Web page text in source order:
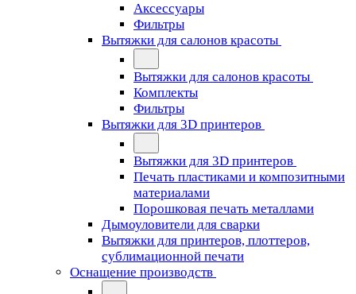
Аксессуары
Фильтры
Вытяжки для салонов красоты
Вытяжки для салонов красоты
Комплекты
Фильтры
Вытяжки для 3D принтеров
Вытяжки для 3D принтеров
Печать пластиками и композитными
материалами
Порошковая печать металлами
Дымоуловители для сварки
Вытяжки для принтеров, плоттеров,
сублимационной печати
Оснащение производств